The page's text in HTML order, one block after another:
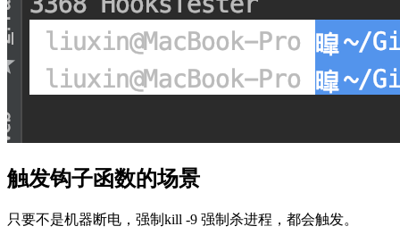
触发钩子函数的场景
只要不是机器断电，强制kill -9 强制杀进程，都会触发。